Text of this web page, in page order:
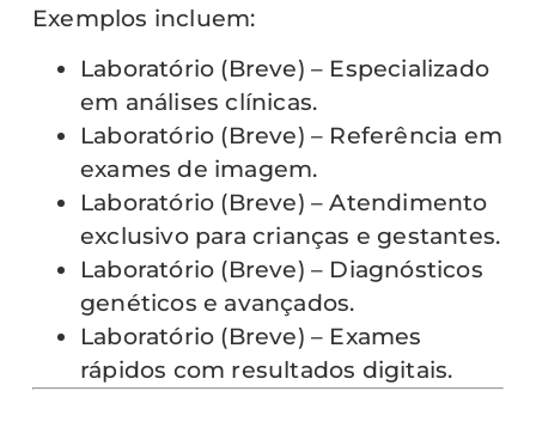
Exemplos incluem:
Laboratório (Breve) – Especializado
em análises clínicas.
Laboratório (Breve) – Referência em
exames de imagem.
Laboratório (Breve) – Atendimento
exclusivo para crianças e gestantes.
Laboratório (Breve) – Diagnósticos
genéticos e avançados.
Laboratório (Breve) – Exames
rápidos com resultados digitais.